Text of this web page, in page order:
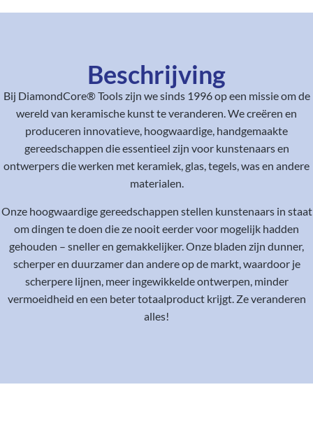
Beschrijving
Bij DiamondCore® Tools zijn we sinds 1996 op een missie om de
wereld van keramische kunst te veranderen. We creëren en
produceren innovatieve, hoogwaardige, handgemaakte
gereedschappen die essentieel zijn voor kunstenaars en
ontwerpers die werken met keramiek, glas, tegels, was en andere
materialen.
Onze hoogwaardige gereedschappen stellen kunstenaars in staat
om dingen te doen die ze nooit eerder voor mogelijk hadden
gehouden – sneller en gemakkelijker. Onze bladen zijn dunner,
scherper en duurzamer dan andere op de markt, waardoor je
scherpere lijnen, meer ingewikkelde ontwerpen, minder
vermoeidheid en een beter totaalproduct krijgt. Ze veranderen
alles!